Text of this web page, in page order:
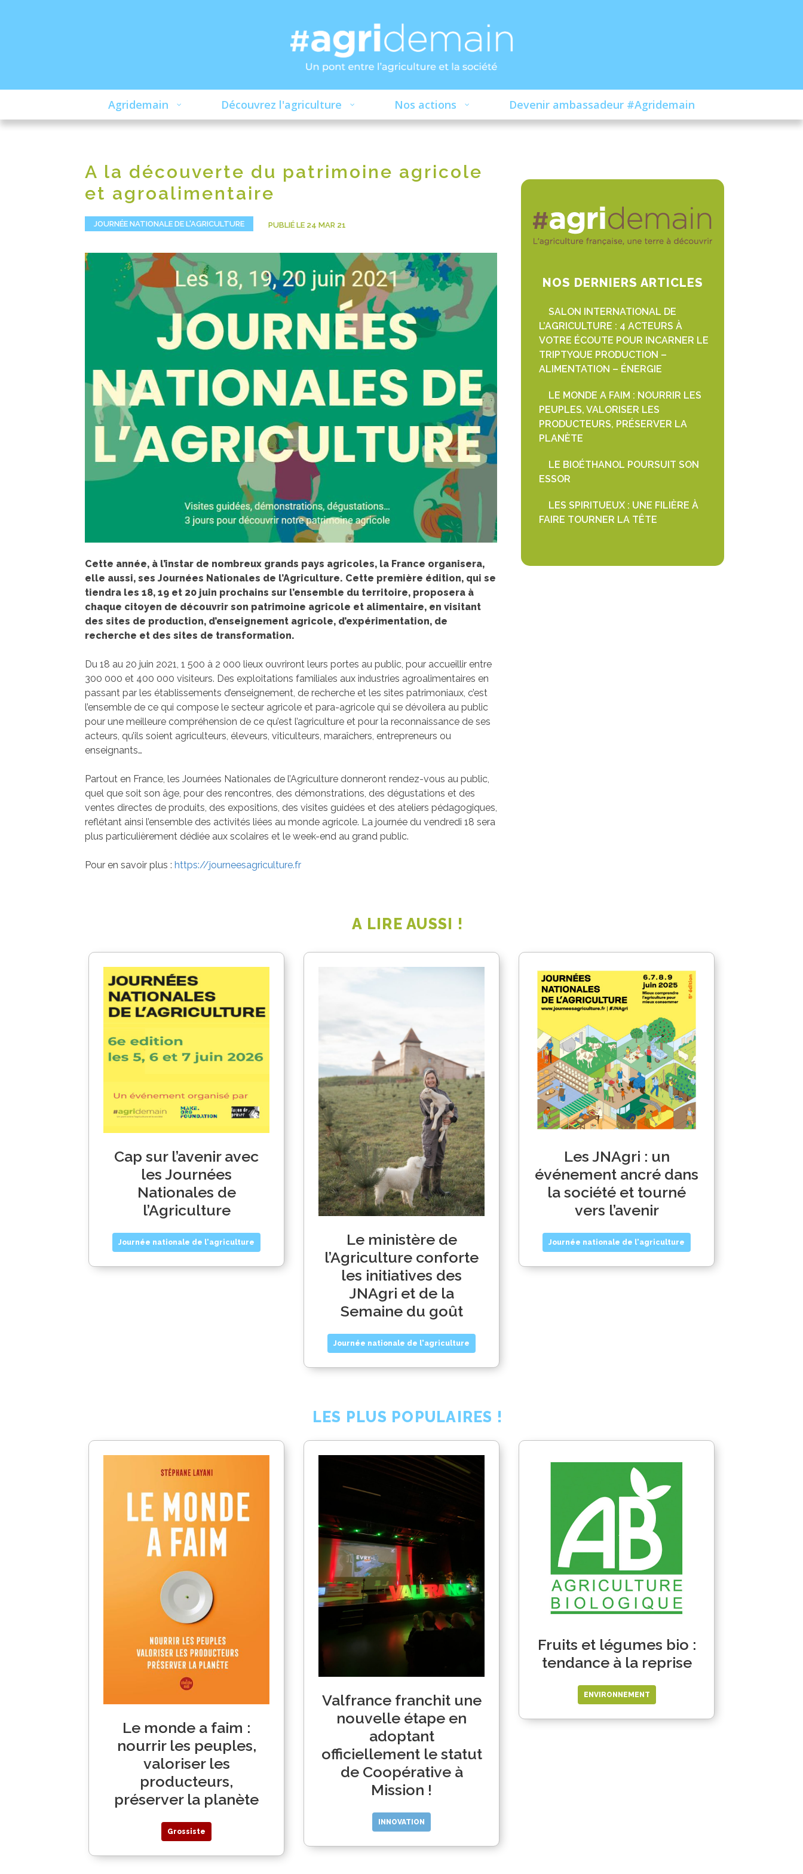
Agridemain Découvrez l'agriculture Nos actions Devenir ambassadeur #Agridemain
A la découverte du patrimoine agricole
et agroalimentaire
JOURNÉE NATIONALE DE L'AGRICULTURE PUBLIÉ LE 24 MAR 21
Cette année, à l’instar de nombreux grands pays agricoles, la France organisera,
elle aussi, ses Journées Nationales de l’Agriculture. Cette première édition, qui se
tiendra les 18, 19 et 20 juin prochains sur l’ensemble du territoire, proposera à
chaque citoyen de découvrir son patrimoine agricole et alimentaire, en visitant
des sites de production, d’enseignement agricole, d’expérimentation, de
recherche et des sites de transformation.
Du 18 au 20 juin 2021, 1 500 à 2 000 lieux ouvriront leurs portes au public, pour accueillir entre
300 000 et 400 000 visiteurs. Des exploitations familiales aux industries agroalimentaires en
passant par les établissements d’enseignement, de recherche et les sites patrimoniaux, c’est
l’ensemble de ce qui compose le secteur agricole et para-agricole qui se dévoilera au public
pour une meilleure compréhension de ce qu’est l’agriculture et pour la reconnaissance de ses
acteurs, qu’ils soient agriculteurs, éleveurs, viticulteurs, maraîchers, entrepreneurs ou
enseignants…
Partout en France, les Journées Nationales de l’Agriculture donneront rendez-vous au public,
quel que soit son âge, pour des rencontres, des démonstrations, des dégustations et des
ventes directes de produits, des expositions, des visites guidées et des ateliers pédagogiques,
reflétant ainsi l’ensemble des activités liées au monde agricole. La journée du vendredi 18 sera
plus particulièrement dédiée aux scolaires et le week-end au grand public.
Pour en savoir plus : https://journeesagriculture.fr
NOS DERNIERS ARTICLES
SALON INTERNATIONAL DE
L’AGRICULTURE : 4 ACTEURS À
VOTRE ÉCOUTE POUR INCARNER LE
TRIPTYQUE PRODUCTION –
ALIMENTATION – ÉNERGIE
LE MONDE A FAIM : NOURRIR LES
PEUPLES, VALORISER LES
PRODUCTEURS, PRÉSERVER LA
PLANÈTE
LE BIOÉTHANOL POURSUIT SON
ESSOR
LES SPIRITUEUX : UNE FILIÈRE À
FAIRE TOURNER LA TÊTE
A LIRE AUSSI !
Cap sur l’avenir avec
les Journées
Nationales de
l’Agriculture
Journée nationale de l'agriculture
Le ministère de
l’Agriculture conforte
les initiatives des
JNAgri et de la
Semaine du goût
Journée nationale de l'agriculture
Les JNAgri : un
événement ancré dans
la société et tourné
vers l’avenir
Journée nationale de l'agriculture
LES PLUS POPULAIRES !
Le monde a faim :
nourrir les peuples,
valoriser les
producteurs,
préserver la planète
Grossiste
Valfrance franchit une
nouvelle étape en
adoptant
officiellement le statut
de Coopérative à
Mission !
INNOVATION
Fruits et légumes bio :
tendance à la reprise
ENVIRONNEMENT